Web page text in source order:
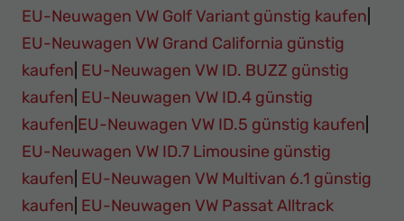
EU-Neuwagen VW Golf Variant günstig kaufen
EU-Neuwagen VW Grand California günstig
kaufen EU-Neuwagen VW ID. BUZZ günstig
kaufen EU-Neuwagen VW ID.4 günstig
kaufen EU-Neuwagen VW ID.5 günstig kaufen
EU-Neuwagen VW ID.7 Limousine günstig
kaufen EU-Neuwagen VW Multivan 6.1 günstig
kaufen EU-Neuwagen VW Passat Alltrack